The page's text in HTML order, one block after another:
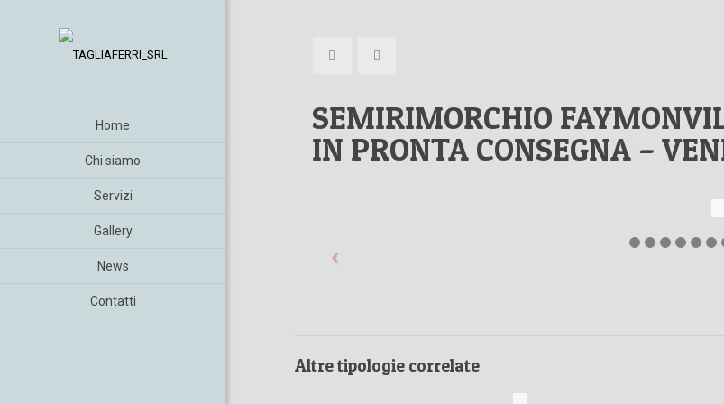
Home
Chi siamo
Servizi
Gallery
News
Contatti
SEMIRIMORCHIO
IN PRONTA CONSEGNA –
Altre tipologie correlate